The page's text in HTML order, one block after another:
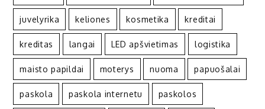
juvelyrika keliones kosmetika kreditai
kreditas langai LED apšvietimas logistika
maisto papildai moterys nuoma papuošalai
paskola paskola internetu paskolos